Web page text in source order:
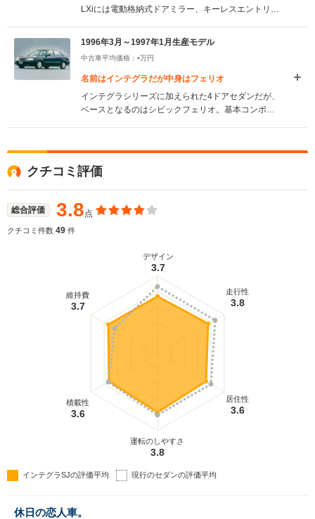
LXiには電動格納式ドアミラー、キーレスエントリ
装備の見直しが行われた。(1997.2)
1996年3月～1997年1月生産モデル
中古車平均価格： -万円
名前はインテグラだが中身はフェリオ
インテグラシリーズに加えられた4ドアセダンだが、
ベースとなるのはシビックフェリオ。基本コンポー
なる。4輪ダブルウィッシュボーン式サスペンション
に2タイプの1.5Lの直4VTECエンジンを搭載。駆動
方式はFFのみだが、ミッションはエンジンやグレー
ドによって5MT／4AT／CVTを使い分ける。(1996.3)
クチコミ評価
総合評価 3.8点
クチコミ件数 49 件
デザイン
3.7
走行性
3.8
居住性
3.6
運転のしやすさ
3.8
積載性
3.6
維持費
3.7
インテグラSJの評価平均 現行のセダンの評価平均
休日の恋人車。